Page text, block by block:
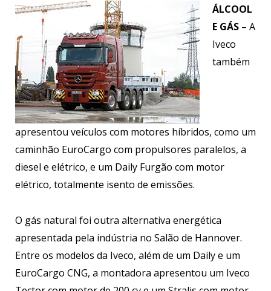
ÁLCOOL
E GÁS – A
Iveco
também
apresentou veículos com motores híbridos, como um
caminhão EuroCargo com propulsores paralelos, a
diesel e elétrico, e um Daily Furgão com motor
elétrico, totalmente isento de emissões.
O gás natural foi outra alternativa energética
apresentada pela indústria no Salão de Hannover.
Entre os modelos da Iveco, além de um Daily e um
EuroCargo CNG, a montadora apresentou um Iveco